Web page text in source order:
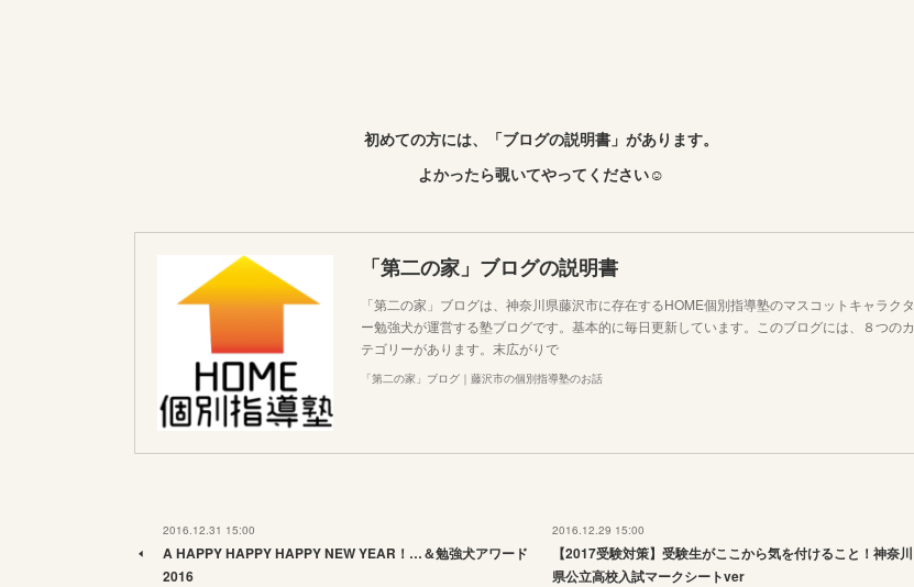
初めての方には、「ブログの説明書」があります。
よかったら覗いてやってください☺︎
「第二の家」ブログの説明書
「第二の家」ブログは、神奈川県藤沢市に存在するHOME個別指導塾のマスコットキャラクタ
ー勉強犬が運営する塾ブログです。基本的に毎日更新しています。このブログには、８つのカ
テゴリーがあります。末広がりで
「第二の家」ブログ｜藤沢市の個別指導塾のお話
2016.12.31 15:00
A HAPPY HAPPY HAPPY NEW YEAR！…＆勉強犬アワード
2016
2016.12.29 15:00
【2017受験対策】受験生がここから気を付けること！神奈川
県公立高校入試マークシートver